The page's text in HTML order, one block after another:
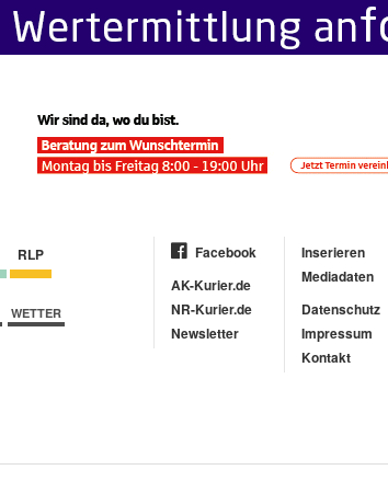
RLP
WETTER
Facebook
AK-Kurier.de
NR-Kurier.de
Newsletter
Inserieren
Mediadaten
Datenschutz
Impressum
Kontakt